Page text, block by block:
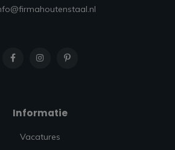
Informatie
Vacatures